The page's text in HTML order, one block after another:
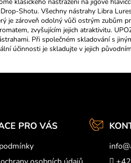
Shotu. Všechny nástrahy Libra
je zároveň odolný vůči ostrým zubům
zvyšujícím jejich atraktivitu.
Při společném skladování s
účinnosti je skladujte v jejich
PRO VÁS
info@